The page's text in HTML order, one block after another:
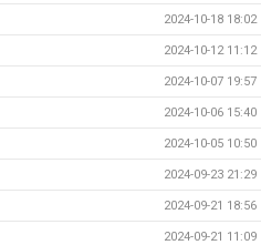
2024-10-18 18:02
2024-10-12 11:12
2024-10-07 19:57
2024-10-06 15:40
2024-10-05 10:50
2024-09-23 21:29
2024-09-21 18:56
2024-09-21 11:09